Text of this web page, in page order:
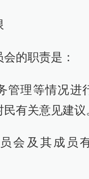
的职责是：
管理等情况进
有关意见建议
会及其成员